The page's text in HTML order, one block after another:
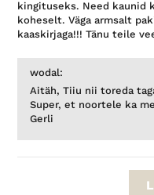
kingituseks. Need kaunid
koheselt. Väga armsalt
kaaskirjaga!!! Tänu teile
wodal:
Aitäh, Tiiu nii toreda
Super, et noortele ka
Gerli